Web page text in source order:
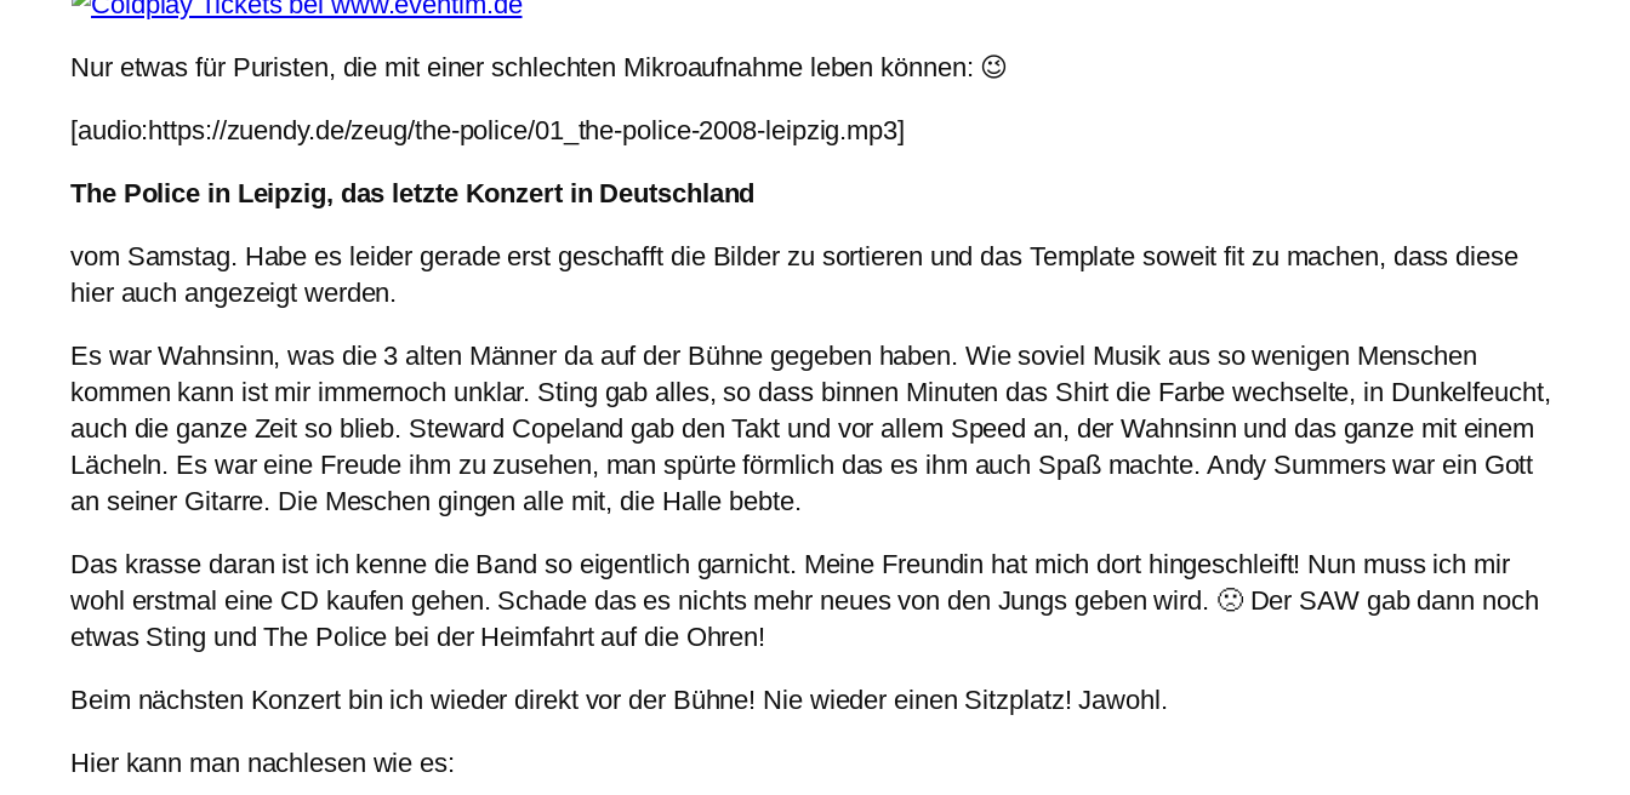
Nur etwas für Puristen, die mit einer schlechten Mikroaufnahme leben können: 😉
[audio:https://zuendy.de/zeug/the-police/01_the-police-2008-leipzig.mp3]
The Police in Leipzig, das letzte Konzert in Deutschland
vom Samstag. Habe es leider gerade erst geschafft die Bilder zu sortieren und das Template soweit fit zu machen, dass diese
hier auch angezeigt werden.
Es war Wahnsinn, was die 3 alten Männer da auf der Bühne gegeben haben. Wie soviel Musik aus so wenigen Menschen
kommen kann ist mir immernoch unklar. Sting gab alles, so dass binnen Minuten das Shirt die Farbe wechselte, in Dunkelfeucht,
auch die ganze Zeit so blieb. Steward Copeland gab den Takt und vor allem Speed an, der Wahnsinn und das ganze mit einem
Lächeln. Es war eine Freude ihm zu zusehen, man spürte förmlich das es ihm auch Spaß machte. Andy Summers war ein Gott
an seiner Gitarre. Die Meschen gingen alle mit, die Halle bebte.
Das krasse daran ist ich kenne die Band so eigentlich garnicht. Meine Freundin hat mich dort hingeschleift! Nun muss ich mir
wohl erstmal eine CD kaufen gehen. Schade das es nichts mehr neues von den Jungs geben wird. 🙁 Der SAW gab dann noch
etwas Sting und The Police bei der Heimfahrt auf die Ohren!
Beim nächsten Konzert bin ich wieder direkt vor der Bühne! Nie wieder einen Sitzplatz! Jawohl.
Hier kann man nachlesen wie es: